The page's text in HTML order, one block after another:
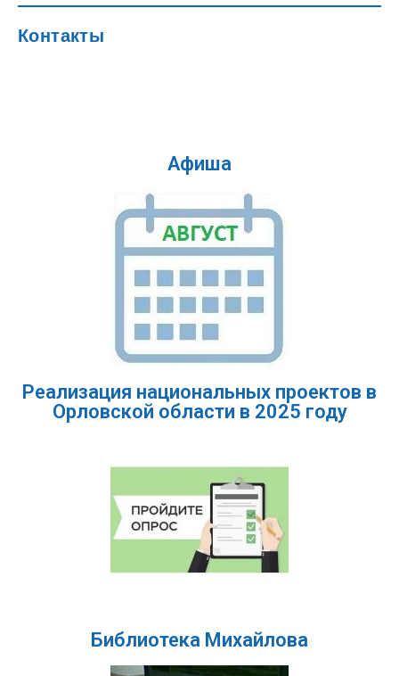
Контакты
Афиша
Реализация национальных проектов в
Орловской области в 2025 году
Библиотека Михайлова